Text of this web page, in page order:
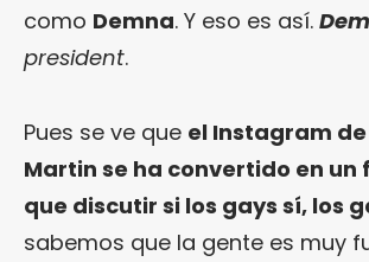
como Demna. Y eso es así.
president.
Pues se ve que el Instagram de
Martin se ha convertido en un
que discutir si los gays sí, los
sabemos que la gente es muy